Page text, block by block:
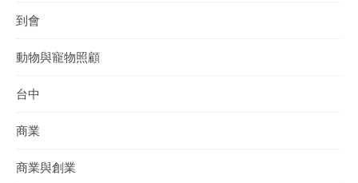
到會
動物與寵物照顧
台中
商業
商業與創業